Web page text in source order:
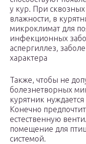
у кур. При
влажности, в
микроклимат для
инфекционных
аспергиллез,
характера
Также, чтобы не
болезнетворных
курятник
Конечно
естественную
помещение для
системой.